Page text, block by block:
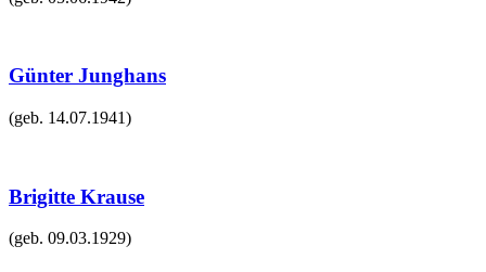
Günter Junghans
(geb. 14.07.1941)
Brigitte Krause
(geb. 09.03.1929)